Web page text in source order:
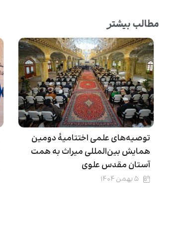
مطالب بیشتر
توصیه‌های علمی اختتامیۀ دومین
همایش بین‌المللی میراث به همت
آستان مقدس علوی
۵ بهمن ۱۴۰۴